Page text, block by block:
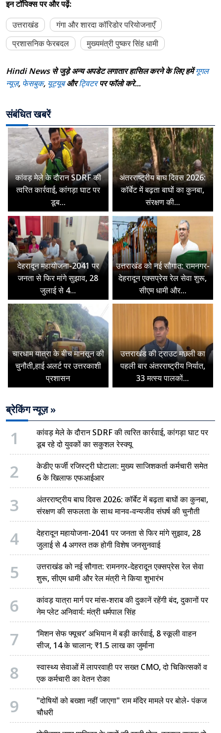
इन टॉपिक्स पर और पढ़ें:
उत्तराखंड
गंगा और शारदा कॉरिडोर परियोजनाएँ
प्रशासनिक फेरबदल
मुख्यमंत्री पुष्कर सिंह धामी
Hindi News से जुड़े अन्य अपडेट लगातार हासिल करने के लिए हमेंगूगल
न्यूज़, फेसबुक, यूट्यूबऔरट्विटरपर फॉलो करे...
संबंधित खबरें
कांवड़ मेले के दौरान SDRF की
त्वरित कार्रवाई, कांगड़ा घाट पर
डूब...
अंतरराष्ट्रीय बाघ दिवस 2026:
कॉर्बेट में बढ़ता बाघों का कुनबा,
संरक्षण की...
देहरादून महायोजना-2041 पर
जनता से फिर मांगे सुझाव, 28
जुलाई से 4...
उत्तराखंड को नई सौगात: रामनगर-
देहरादून एक्सप्रेस रेल सेवा शुरू,
सीएम धामी और...
चारधाम यात्रा के बीच मानसून की
चुनौती,हाई अलर्ट पर उत्तरकाशी
प्रशासन
उत्तराखंड की ट्राउट मछली का
पहली बार अंतरराष्ट्रीय निर्यात,
33 मत्स्य पालकों...
ब्रेकिंग न्यूज़ »
1
कांवड़ मेले के दौरान SDRF की त्वरित कार्रवाई, कांगड़ा घाट पर
डूब रहे दो युवकों का सकुशल रेस्क्यू
2
केडीए फर्जी रजिस्ट्री घोटाला: मुख्य साजिशकर्ता कर्मचारी समेत
6 के खिलाफ एफआईआर
3
अंतरराष्ट्रीय बाघ दिवस 2026: कॉर्बेट में बढ़ता बाघों का कुनबा,
संरक्षण की सफलता के साथ मानव-वन्यजीव संघर्ष की चुनौती
4
देहरादून महायोजना-2041 पर जनता से फिर मांगे सुझाव, 28
जुलाई से 4 अगस्त तक होगी विशेष जनसुनवाई
5
उत्तराखंड को नई सौगात: रामनगर-देहरादून एक्सप्रेस रेल सेवा
शुरू, सीएम धामी और रेल मंत्री ने किया शुभारंभ
6
कांवड़ यात्रा मार्ग पर मांस-शराब की दुकानें रहेंगी बंद, दुकानों पर
नेम प्लेट अनिवार्य: मंत्री धर्मपाल सिंह
7
‘मिशन सेफ फ्यूचर’ अभियान में बड़ी कार्रवाई, 8 स्कूली वाहन
सीज, 14 के चालान; ₹1.5 लाख का जुर्माना
8
स्वास्थ्य सेवाओं में लापरवाही पर सख्त CMO, दो चिकित्सकों व
एक कर्मचारी का वेतन रोका
9
"दोषियों को बख्शा नहीं जाएगा" राम मंदिर मामले पर बोले- पंकज
चौधरी